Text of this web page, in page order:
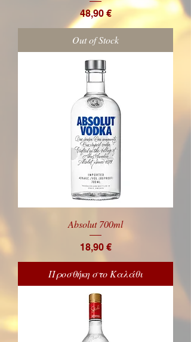
Price
48,90 €
Out of Stock
Absolut 700ml
Price
18,90 €
Προσθήκη στο Καλάθι